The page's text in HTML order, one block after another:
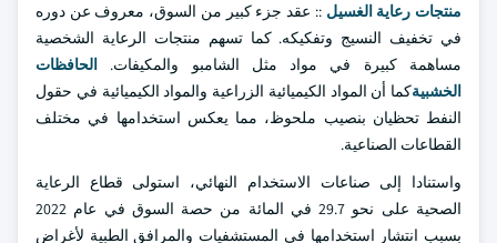
منتجات رعاية الغسيل :: عقد جزء كبير من السوق، معروف عن دوره
في تخفيف النسيج وتفكيكه. كما تسهم منتجات الرعاية الشخصية
مساهمة كبيرة في مواد مثل الشامبو والمكيفات. الحافظات
الخشبيةكما أن المواد الكيميائية الزراعية والمواد الكيميائية في حقول
النفط تحظيان بنصيب ملحوظ، مما يعكس استخدامها في مختلف
القطاعات الصناعية.
واستنادا إلى صناعات الاستخدام النهائي، استولى قطاع الرعاية
الصحية على نحو 29.7 في المائة من حصة السوق في عام 2022
بسبب انتشار استخدامها في المستشفيات والمرافق الطبية لأغراض